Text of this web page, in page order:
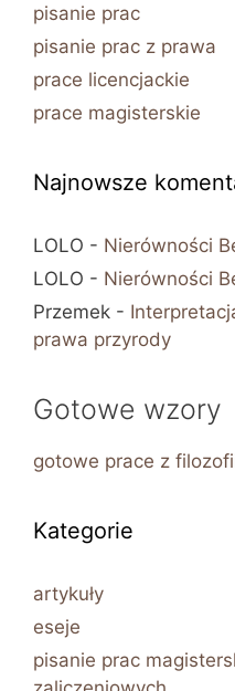
pisanie prac
pisanie prac z prawa
prace licencjackie
prace magisterskie
Najnowsze
LOLO - Nierówności
LOLO - Nierówności
Przemek -
prawa przyrody
Gotowe wzory
gotowe prace z
Kategorie
artykuły
eseje
pisanie prac